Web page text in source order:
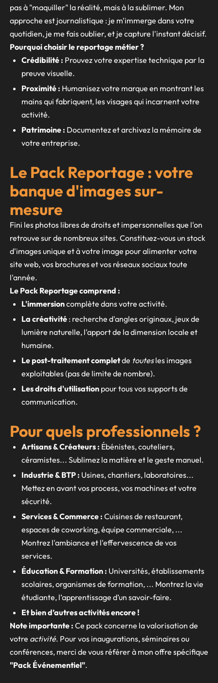
pas à "maquiller" la réalité, mais à la sublimer. Mon
approche est journalistique : je m'immerge dans votre
quotidien, je me fais oublier, et je capture l'instant décisif.
Pourquoi choisir le reportage métier ?
Crédibilité : Prouvez votre expertise technique par la
preuve visuelle.
Proximité : Humanisez votre marque en montrant les
mains qui fabriquent, les visages qui incarnent votre
activité.
Patrimoine : Documentez et archivez la mémoire de
votre entreprise.
Le Pack Reportage : votre
banque d'images sur-
mesure
Fini les photos libres de droits et impersonnelles que l'on
retrouve sur de nombreux sites. Constituez-vous un stock
d'images unique et à votre image pour alimenter votre
site web, vos brochures et vos réseaux sociaux toute
l'année.
Le Pack Reportage comprend :
L'immersioncomplète dans votre activité.
La créativité : recherche d'angles originaux, jeux de
lumière naturelle, l'apport de la dimension locale et
humaine.
Le post-traitement completde toutesles images
exploitables (pas de limite de nombre).
Les droits d'utilisation pour tous vos supports de
communication.
Pour quels professionnels ?
Artisans & Créateurs : Ébénistes, couteliers,
céramistes... Sublimez la matière et le geste manuel.
Industrie & BTP : Usines, chantiers, laboratoires...
Mettez en avant vos process, vos machines et votre
sécurité.
Services & Commerce : Cuisines de restaurant,
espaces de coworking, équipe commerciale, ...
Montrez l'ambiance et l'effervescence de vos
services.
Éducation & Formation : Universités, établissements
scolaires, organismes de formation, ... Montrez la vie
étudiante, l’apprentissage d’un savoir-faire.
Et bien d’autres activités encore !
Note importante : Ce pack concerne la valorisation de
votre activité. Pour vos inaugurations, séminaires ou
conférences, merci de vous référer à mon offre spécifique
"Pack Événementiel".